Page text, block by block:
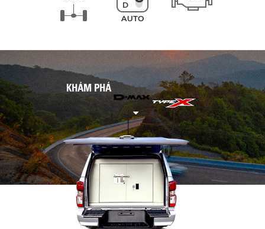
KHÁM PHÁ